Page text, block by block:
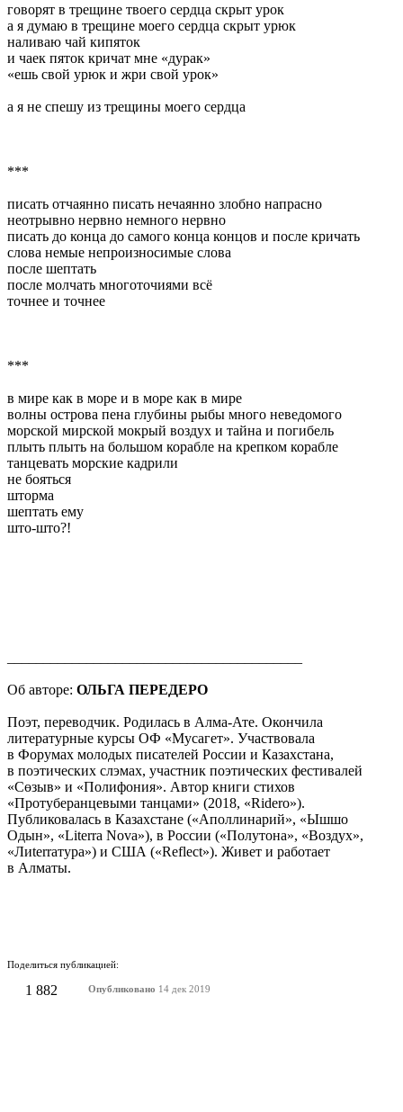
говорят в трещине твоего сердца скрыт урок
а я думаю в трещине моего сердца скрыт урюк
наливаю чай кипяток
и чаек пяток кричат мне «дурак»
«ешь свой урюк и жри свой урок»
а я не спешу из трещины моего сердца
***
писать отчаянно писать нечаянно злобно напрасно
неотрывно нервно немного нервно
писать до конца до самого конца концов и после кричать
слова немые непроизносимые слова
после шептать
после молчать многоточиями всё
точнее и точнее
***
в мире как в море и в море как в мире
волны острова пена глубины рыбы много неведомого
морской мирской мокрый воздух и тайна и погибель
плыть плыть на большом корабле на крепком корабле
танцевать морские кадрили
не бояться
шторма
шептать ему
што-што?!
Об авторе: ОЛЬГА ПЕРЕДЕРО
Поэт, переводчик. Родилась в Алма-Ате. Окончила
литературные курсы ОФ «Мусагет». Участвовала
в Форумах молодых писателей России и Казахстана,
в поэтических слэмах, участник поэтических фестивалей
«Сөзыв» и «Полифония». Автор книги стихов
«Протуберанцевыми танцами» (2018, «Ridero»).
Публиковалась в Казахстане («Аполлинарий», «Ышшо
Одын», «Literra Nova»), в России («Полутона», «Воздух»,
«Лиterraтура») и США («Reflect»). Живет и работает
в Алматы.
Поделиться публикацией:
1 882 Опубликовано 14 дек 2019